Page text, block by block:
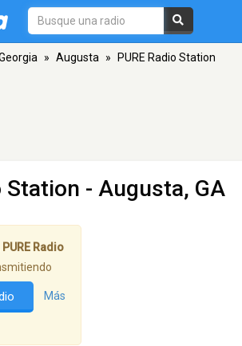
» Augusta » PURE Radio Station
Station - Augusta, GA
PURE Radio
Más